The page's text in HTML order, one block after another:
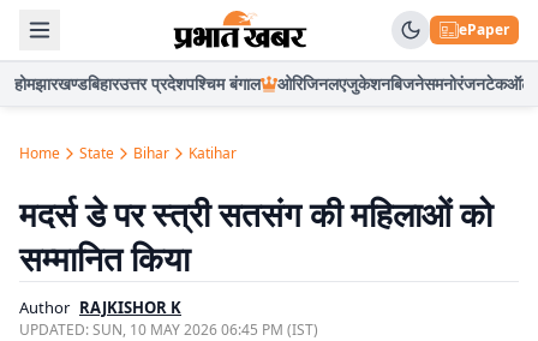
ePaper
होमझारखण्डबिहारउत्तर प्रदेशपश्चिम बंगाल ओरिजिनलएजुकेशनबिजनेसमनोरंजनटेकऑटो
Home State Bihar Katihar
मदर्स डे पर स्त्री सतसंग की महिलाओं को
सम्मानित किया
Author RAJKISHOR K
UPDATED:SUN, 10 MAY 2026 06:45 PM (IST)